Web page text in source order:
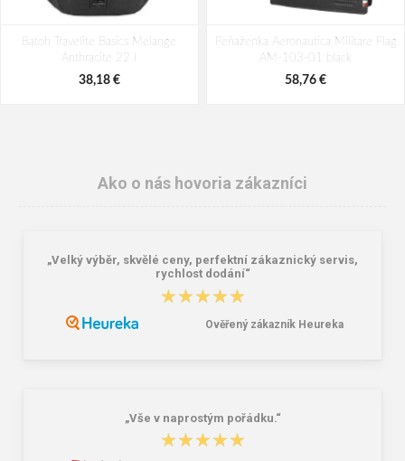
Batoh Travelite Basics Melange
Anthracite 22 l
38,18 €
Peňaženka Aeronautica Militare Flag
AM-103-01 black
58,76 €
Tamaris Carolina 33271-950 Dark
Školský batoh Bagmaster ALFA 21 C
Ako o nás hovoria zákazníci
„Velký výběr, skvělé ceny, perfektní zákaznický servis,
rychlost dodání“
★★★★★
★★★★★
Ověřený zákazník Heureka
„Vše v naprostým pořádku.“
★★★★★
★★★★★